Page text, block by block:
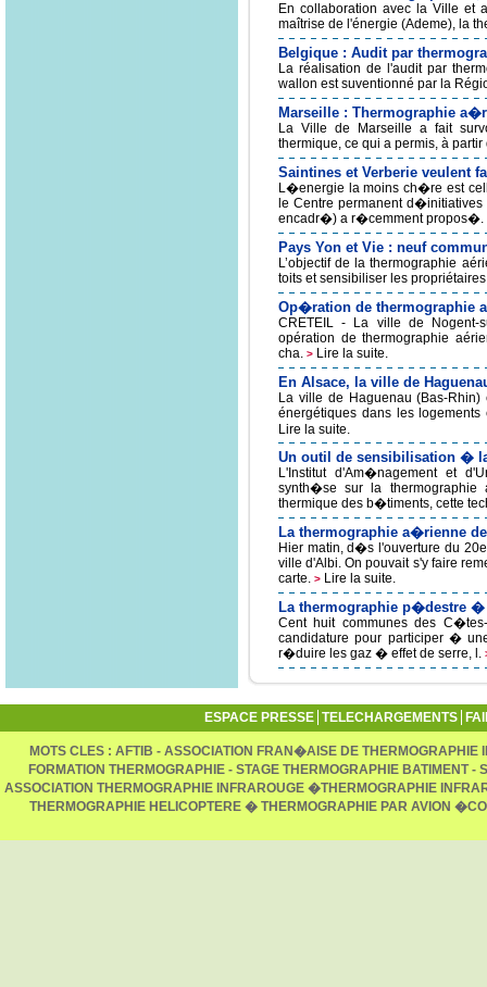
En collaboration avec la Ville et
maîtrise de l'énergie (Ademe), la
Belgique : Audit par
La réalisation de l'audit par
wallon est suventionné par la
Marseille : Thermographie
La Ville de Marseille a fait
thermique, ce qui a permis, à
Saintines et Verberie
L�energie la moins ch�re est
le Centre permanent
encadr�) a r�cemment propos�.
Pays Yon et Vie : neuf
L’objectif de la thermographie
toits et sensibiliser les
Op�ration de thermographie
CRETEIL - La ville de Nogent-
opération de thermographie
cha. > Lire la suite.
En Alsace, la ville de
La ville de Haguenau (Bas-
énergétiques dans les
Lire la suite.
Un outil de sensibilisation �
L'Institut d'Am�nagement et
synth�se sur la
thermique des b�timents, cette
La thermographie a�rienne
Hier matin, d�s l'ouverture du
ville d'Albi. On pouvait s'y faire
carte. > Lire la suite.
La thermographie p�destre
Cent huit communes des
candidature pour participer �
r�duire les gaz � effet de serre, l.
ESPACE PRESSE TELECHARGEMENTS
MOTS CLES : AFTIB - ASSOCIATION FRAN�AISE DE
FORMATION THERMOGRAPHIE - STAGE THERMOGRAPHIE
ASSOCIATION THERMOGRAPHIE INFRAROUGE �THERMOGRAPHIE
THERMOGRAPHIE HELICOPTERE � THERMOGRAPHIE PAR AVION